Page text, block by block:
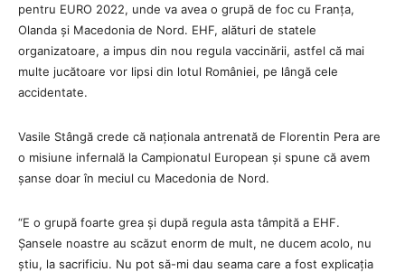
pentru EURO 2022, unde va avea o grupă de foc cu Franța,
Olanda și Macedonia de Nord. EHF, alături de statele
organizatoare, a impus din nou regula vaccinării, astfel că mai
multe jucătoare vor lipsi din lotul României, pe lângă cele
accidentate.
Vasile Stângă crede că naționala antrenată de Florentin Pera are
o misiune infernală la Campionatul European și spune că avem
șanse doar în meciul cu Macedonia de Nord.
“E o grupă foarte grea și după regula asta tâmpită a EHF.
Șansele noastre au scăzut enorm de mult, ne ducem acolo, nu
știu, la sacrificiu. Nu pot să-mi dau seama care a fost explicația